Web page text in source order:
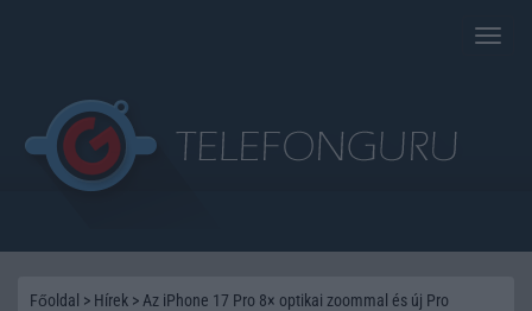
Toggle
Főoldal > Hírek > Az iPhone 17 Pro 8× optikai zoommal és új Pro